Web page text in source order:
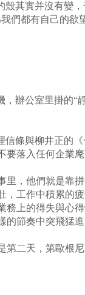
實并沒有變
們都有自己的欲
公室里掛的“
與柳井正的《
落入任何企業
，他們就是靠
工作中積累的
上的得失與心
節奏中突飛猛進
二天，第歐根